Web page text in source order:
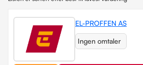
EL-PROFFEN AS
Ingen omtaler